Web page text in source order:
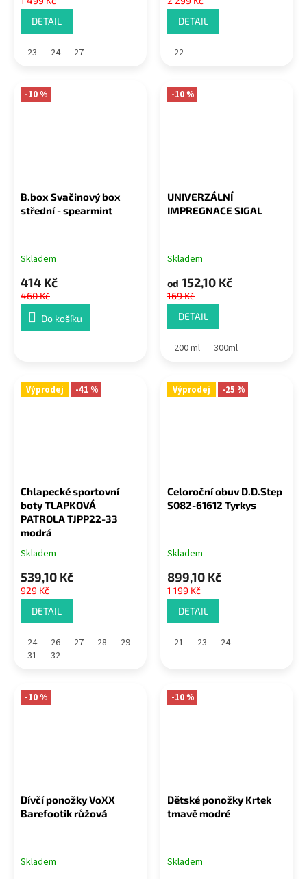
DETAIL
23 24 27
DETAIL
22
-10 %
B.box Svačinový box
střední - spearmint
Skladem
414 Kč
460 Kč
Do košíku
-10 %
UNIVERZÁLNÍ
IMPREGNACE SIGAL
Skladem
od 152,10 Kč
169 Kč
DETAIL
200 ml 300ml
Výprodej -41 %
Chlapecké sportovní
boty TLAPKOVÁ
PATROLA TJPP22-33
modrá
Skladem
539,10 Kč
929 Kč
DETAIL
24 26 27 28
29
31
32
Výprodej -25 %
Celoroční obuv D.D.Step
S082-61612 Tyrkys
Skladem
899,10 Kč
1 199 Kč
DETAIL
21 23 24
-10 %
Dívčí ponožky VoXX
Barefootik růžová
Skladem
-10 %
Dětské ponožky Krtek
tmavě modré
Skladem